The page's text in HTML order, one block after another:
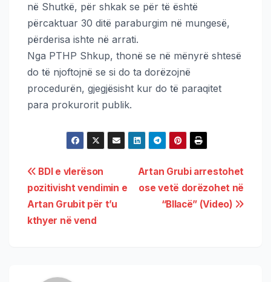
në Shutkë, për shkak se për të është
përcaktuar 30 ditë paraburgim në mungesë,
përderisa ishte në arrati.
Nga PTHP Shkup, thonë se në mënyrë shtesë
do të njoftojnë se si do ta dorëzojnë
procedurën, gjegjësisht kur do të paraqitet
para prokurorit publik.
Artan Grubi arrestohet
ose vetë dorëzohet në
“Bllacë” (Video)
BDI e vlerëson
pozitivisht vendimin e
Artan Grubit për t’u
kthyer në vend